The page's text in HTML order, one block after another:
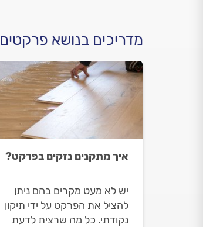
מדריכים בנושא פרקטים
איך מתקנים נזקים בפרקט?
יש לא מעט מקרים בהם ניתן
להציל את הפרקט על ידי תיקון
נקודתי. כל מה שרצית לדעת